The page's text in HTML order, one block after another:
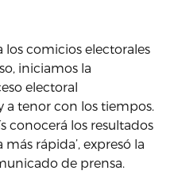
los comicios electorales
iniciamos la
electoral
a tenor con los tiempos.
conocerá los resultados
rápida’, expresó la
de prensa.